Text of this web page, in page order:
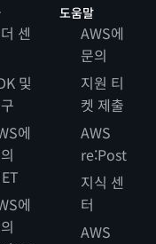
센
및
에
에
도움말
AWS에
문의
지원 티
켓 제출
AWS
re:Post
지식 센
터
AWS